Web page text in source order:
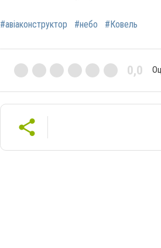
#авіаконструктор #небо #Ковель
0,0